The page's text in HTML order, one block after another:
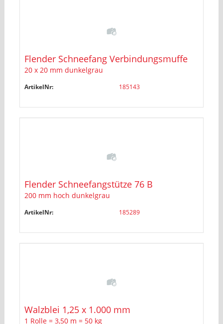
Flender Schneefang Verbindungsmuffe
20 x 20 mm dunkelgrau
ArtikelNr: 185143
Flender Schneefangstütze 76 B
200 mm hoch dunkelgrau
ArtikelNr: 185289
Walzblei 1,25 x 1.000 mm
1 Rolle = 3,50 m = 50 kg